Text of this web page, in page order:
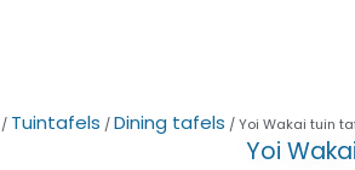
/ Tuintafels /Dining tafels / Yoi Wakai tuin
Yoi